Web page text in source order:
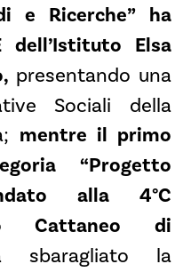
e Ricerche” ha
Elsa
presentando una
Sociali della
mentre il primo
“Progetto
alla 4°C
Cattaneo di
la